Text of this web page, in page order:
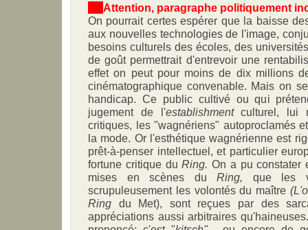
Attention, paragraphe politiquement
On pourrait certes espérer que la baisse
aux nouvelles technologies de l'image,
besoins culturels des écoles, des
de goût permettrait d'entrevoir une
effet on peut pour moins de dix millions
cinématographique convenable. Mais on
handicap. Ce public cultivé ou qui
jugement de l'establishmentculturel, lui
critiques, les "wagnériens" autoproclamés
la mode. Or l'esthétique wagnérienne est
prêt-à-penser intellectuel, et particulier
fortune critique duRing. On a pu constater
mises en scènes duRing, que les
scrupuleusement les volontés du maître
Ring du Met), sont reçues par des
appréciations aussi arbitraires